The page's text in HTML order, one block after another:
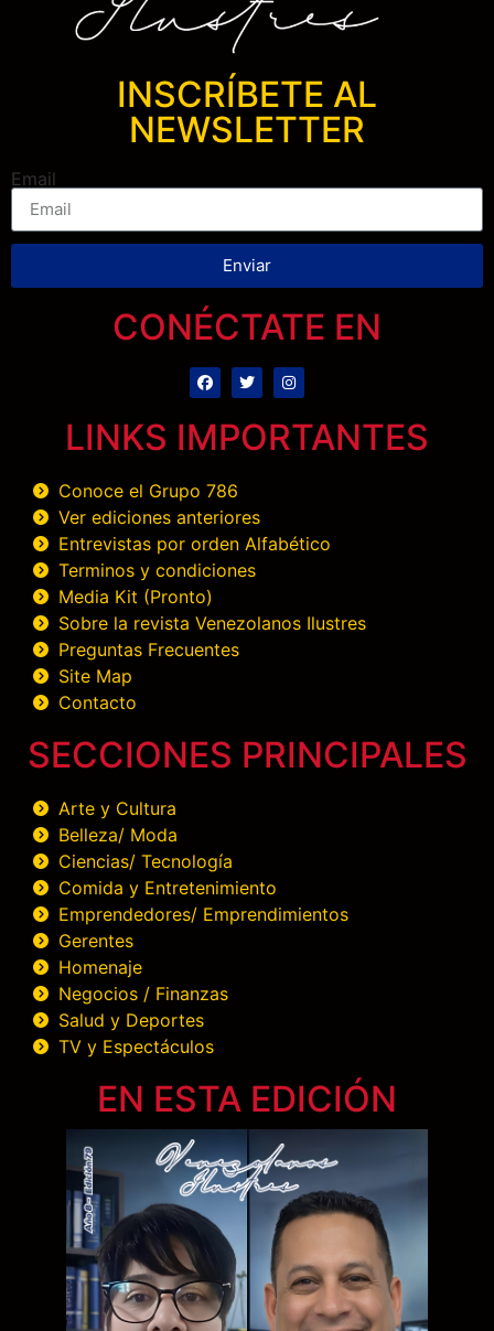
INSCRÍBETE AL
NEWSLETTER
Email
Enviar
CONÉCTATE EN
LINKS IMPORTANTES
Conoce el Grupo 786
Ver ediciones anteriores
Entrevistas por orden Alfabético
Terminos y condiciones
Media Kit (Pronto)
Sobre la revista Venezolanos Ilustres
Preguntas Frecuentes
Site Map
Contacto
SECCIONES PRINCIPALES
Arte y Cultura
Belleza/ Moda
Ciencias/ Tecnología
Comida y Entretenimiento
Emprendedores/ Emprendimientos
Gerentes
Homenaje
Negocios / Finanzas
Salud y Deportes
TV y Espectáculos
EN ESTA EDICIÓN